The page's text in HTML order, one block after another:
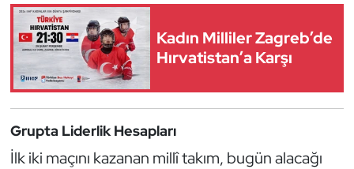
Kadın Milliler Zagreb’de
Hırvatistan’a Karşı
Grupta Liderlik Hesapları
İlk iki maçını kazanan millî takım, bugün alacağı
Muay Thai
Okçuluk
Optimist
Oryantiring